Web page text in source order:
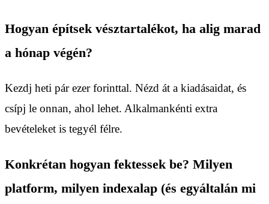
Hogyan építsek vésztartalékot, ha alig marad
a hónap végén?
Kezdj heti pár ezer forinttal. Nézd át a kiadásaidat, és
csípj le onnan, ahol lehet. Alkalmankénti extra
bevételeket is tegyél félre.
Konkrétan hogyan fektessek be? Milyen
platform, milyen indexalap (és egyáltalán mi